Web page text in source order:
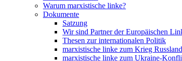
Warum marxistische linke?
Dokumente
Satzung
Wir sind Partner der Europäischen
Thesen zur internationalen Politik
marxistische linke zum Krieg
marxistische linke zum Ukraine-